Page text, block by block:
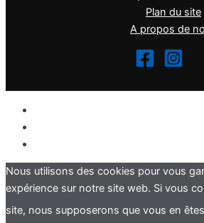
Plan du site
A propos de
Nous utilisons des cookies pour vous
expérience sur notre site web. Si vous
site, nous supposerons que vous en